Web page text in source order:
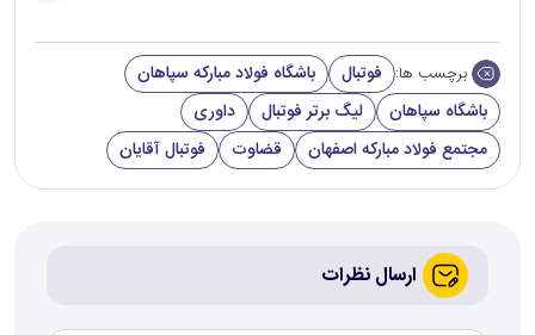
برچسب ها: فوتبال
باشگاه فولاد مبارکه سپاهان
باشگاه سپاهان
لیگ برتر فوتبال
داوری
مجتمع فولاد مبارکه اصفهان
قضاوت فوتبال آقایان
ارسال نظرات